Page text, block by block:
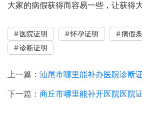
大家的病假获得而容易一些，让获得
医院证明 怀孕证明 病假条
诊断证明
上一篇： 汕尾市哪里能补办医院诊断
下一篇： 商丘市哪里能补开医院医院